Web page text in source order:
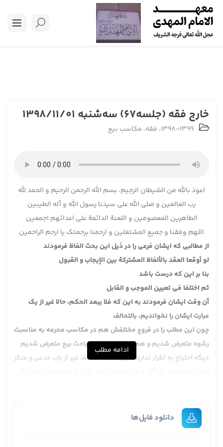
خارج فقه (جلسه67) سه‌شنبه 1398/11/01
1398-1399، فقه، مکاسب بیع
اعوذ بالله من الشیطان الرجیم، بسم الله الرحمن الرحیم و الحمد لله
رب العالمین و صلی الله علی سیدنا رسول الله و آله الطیبین
الطاهرین المعصومین و اللعنة الدائمة علی اعدائهم اجمعین
اللهم وفقنا و جمیع المشتغلین و ارحمنا برحمتک یا ارحم الراحمین
از مطالبی که ایشان فرعی را در ذیل این بحث الفاظ فرمودند
لو أوقعا العقد بالألفاظ المشتركة بين الإيجاب و القبول
بنا بر این که درست باشد
ثم اختلفا في تعيين الموجب و القابل
آن وقت ایشان فرمودند به این که فلا یبعد الحکم، حالا غیر از یک
عبارت ایشان را نخواندیم، بالتحالف
چون این مطلب را در فروع مختلفش هم در مکاسب محرمه به مناسبت
رشوه متعرض شدیم و هم اخیرا در همین مباحث بیع متعرض شدیم
دیگه احتیاج به تکرار ندارند، این که باب تحالف غیر از باب مدعی و منکر
جا یک مقدار وارد شدند، البته من به نظر می آید عبارت تقریر یک
مقداری ابهام داشته باشد، دیگه چون خیلی نمی خواهم این مطلب را
ادامه مطلب
دانلود فایل‌ها